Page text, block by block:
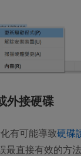
外接硬碟
有可能導致硬碟
最直接有效的方